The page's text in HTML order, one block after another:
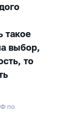
такое
выбор,
то
по